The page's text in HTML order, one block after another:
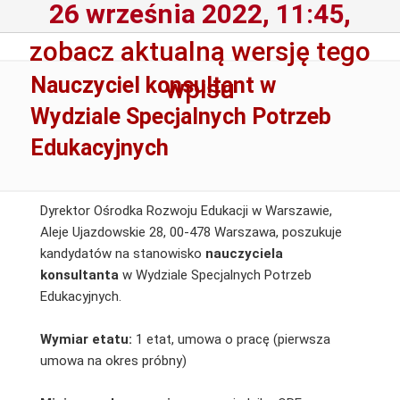
26 września 2022, 11:45,
zobacz aktualną wersję tego
wpisu
Nauczyciel konsultant w
Wydziale Specjalnych Potrzeb
Edukacyjnych
Dyrektor Ośrodka Rozwoju Edukacji w Warszawie,
Aleje Ujazdowskie 28, 00-478 Warszawa, poszukuje
kandydatów na stanowisko nauczyciela
konsultanta w Wydziale Specjalnych Potrzeb
Edukacyjnych.
Wymiar etatu: 1 etat, umowa o pracę (pierwsza
umowa na okres próbny)